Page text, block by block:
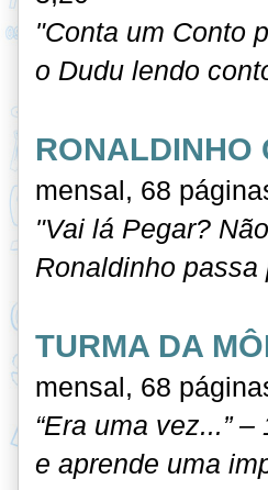
"Conta um Conto
o Dudu lendo
RONALDINHO
mensal, 68
"Vai lá Pegar?
Ronaldinho
TURMA DA
mensal, 68
“Era uma vez...”
e aprende uma